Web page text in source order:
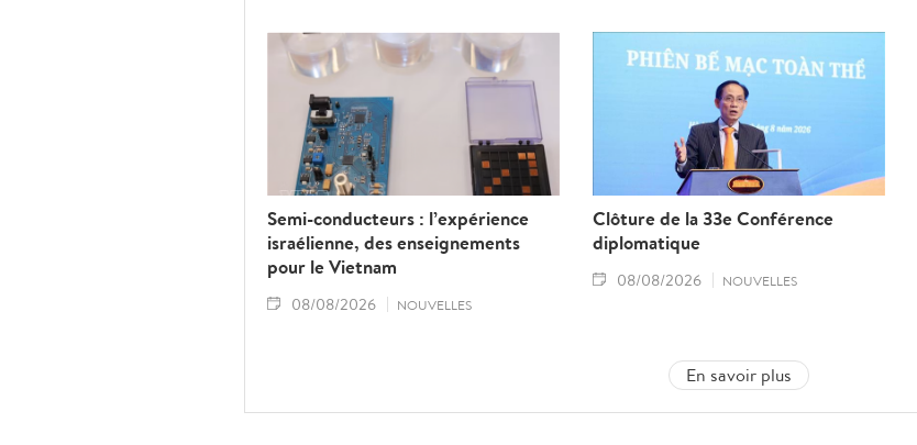
Semi-conducteurs : l’expérience
israélienne, des enseignements
pour le Vietnam
08/08/2026 NOUVELLES
Clôture de la 33e Conférence
diplomatique
08/08/2026 NOUVELLES
En savoir plus